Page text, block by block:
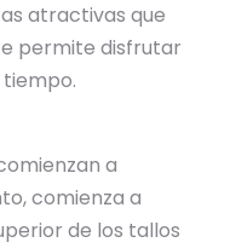
atractivas que
permite disfrutar
a
comienza a
de los tallos